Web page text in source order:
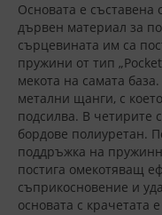
Основата е съставена
дървен материал за
сърцевината им са
пружини от тип
мекота на самата
метални щанги, с
подсилва. В четирите
бордове полиуретан.
поддръжка на
постига омекотяващ
съприкосновение и
основата с крачетата